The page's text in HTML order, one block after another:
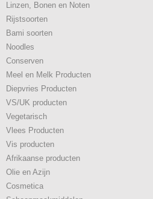
Linzen, Bonen en Noten
Rijstsoorten
Bami soorten
Noodles
Conserven
Meel en Melk Producten
Diepvries Producten
VS/UK producten
Vegetarisch
Vlees Producten
Vis producten
Afrikaanse producten
Olie en Azijn
Cosmetica